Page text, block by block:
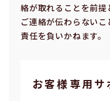
絡が取れることを前提
ご連絡が伝わらない
責任を負いかねます。
お客様専⽤サ